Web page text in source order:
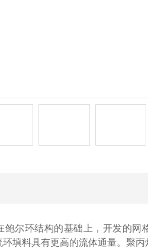
鲍尔环结构的基础上，开发的网
环填料具有更高的流体通量。聚